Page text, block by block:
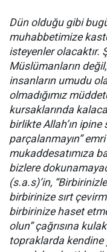
Dün olduğu gibi
muhabbetimize
isteyenler olacaktır.
Müslümanların
insanların umudu
olmadığımız
kursaklarında
birlikte Allah’ın ipine
parçalanmayın”
mukaddesatımıza
bizlere
(s.a.s)’in,
birbirinize sırt
birbirinize haset
olun” çağrısına
topraklarda kendine